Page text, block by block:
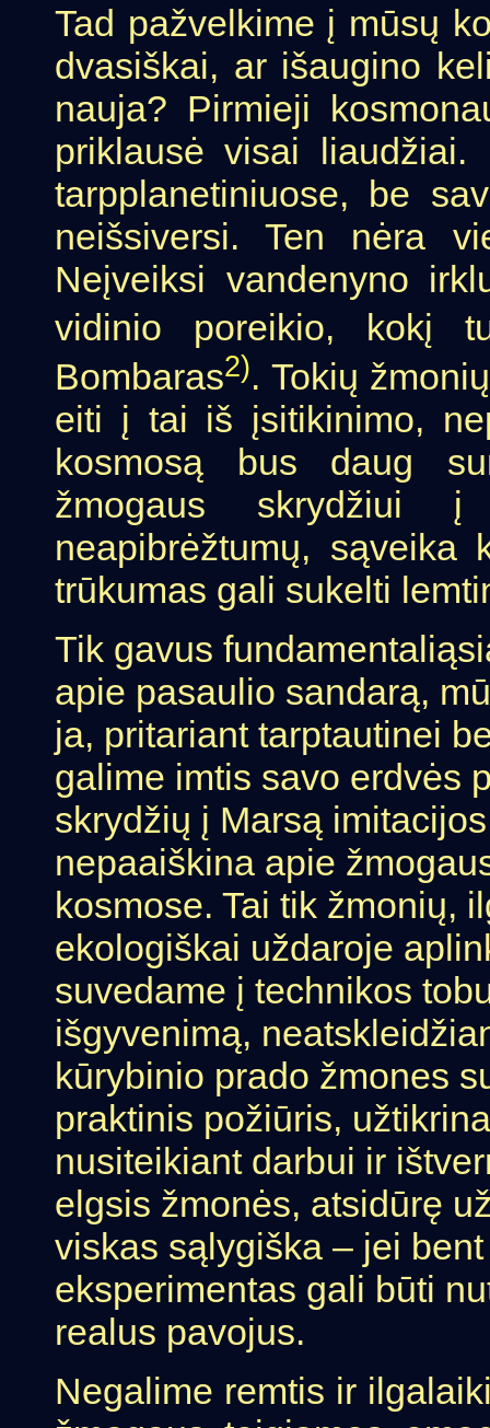
Tad pažvelkime į mūsų
dvasiškai, ar išaugino
nauja? Pirmieji
priklausė visai liaudžiai.
tarpplanetiniuose, be
neišsiversi. Ten nėra
Neįveiksi vandenyno
vidinio poreikio, kokį
Bombaras2). Tokių
eiti į tai iš įsitikinimo,
kosmosą bus daug
žmogaus skrydžiui į
neapibrėžtumų,
trūkumas gali sukelti
Tik gavus
apie pasaulio sandarą,
ja, pritariant tarptautinei
galime imtis savo erdvės
skrydžių į Marsą
nepaaiškina apie
kosmose. Tai tik žmonių,
ekologiškai uždaroje
suvedame į technikos
išgyvenimą,
kūrybinio prado žmones
praktinis požiūris,
nusiteikiant darbui ir
elgsis žmonės, atsidūrę
viskas sąlygiška – jei
eksperimentas gali būti
realus pavojus.
Negalime remtis ir